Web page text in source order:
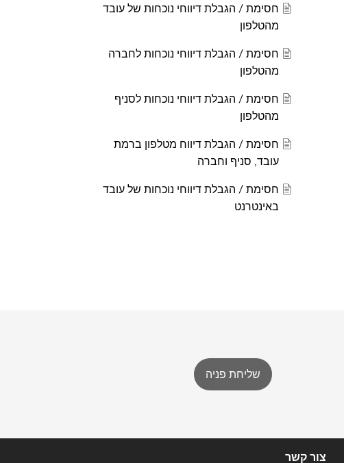
חסימת / הגבלת דיווחי נוכחות של עובד
מהטלפון
חסימת / הגבלת דיווחי נוכחות לחברה
מהטלפון
חסימת / הגבלת דיווחי נוכחות לסניף
מהטלפון
חסימת / הגבלת דיווח מטלפון ברמת
עובד, סניף וחברה
חסימת / הגבלת דיווחי נוכחות של עובד
באינטרנט
שליחת פניה
צור קשר